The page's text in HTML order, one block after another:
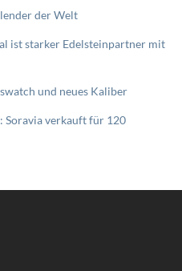
der Welt
ist starker Edelsteinpartner mit
und neues Kaliber
verkauft für 120